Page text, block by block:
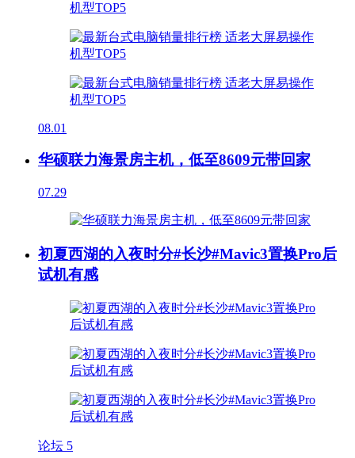
08.01
华硕联力海景房主机，低至8609元带回家
07.29
初夏西湖的入夜时分#长沙#Mavic3置换Pro后
试机有感
论坛 5